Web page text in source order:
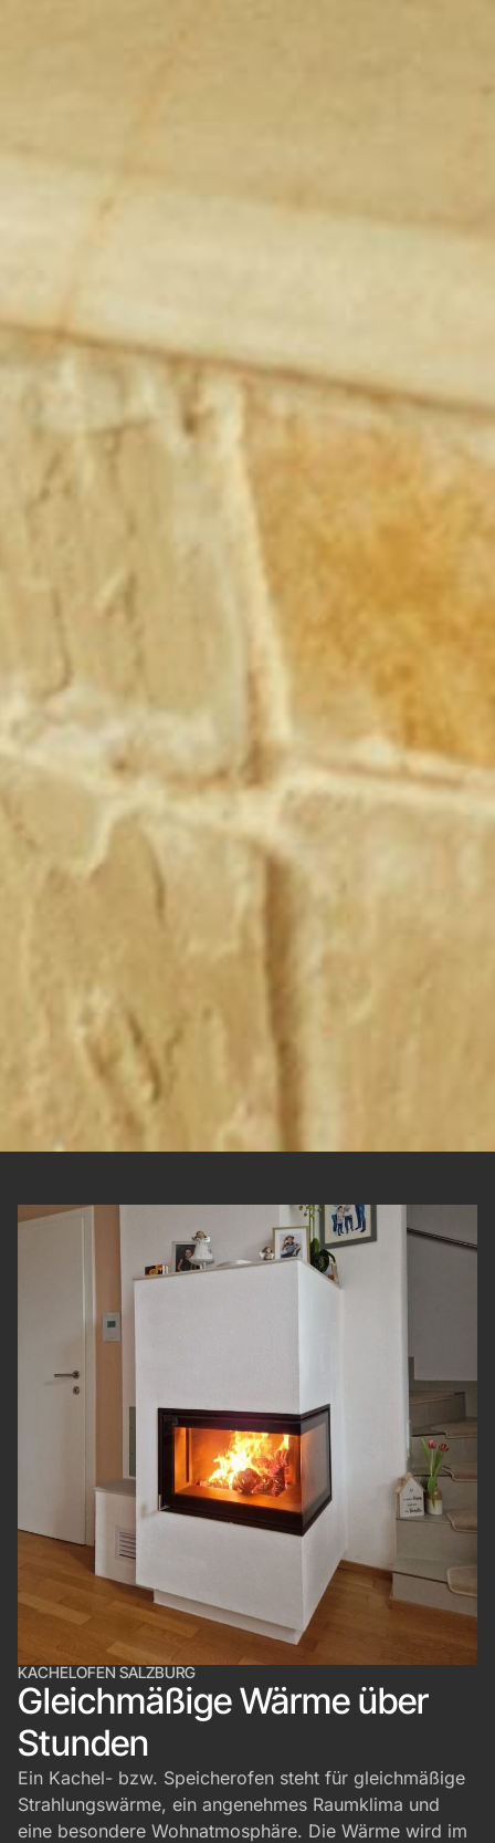
KACHELOFEN SALZBURG
Gleichmäßige Wärme über
Stunden
Ein Kachel- bzw. Speicherofen steht für gleichmäßige
Strahlungswärme, ein angenehmes Raumklima und
eine besondere Wohnatmosphäre. Die Wärme wird im